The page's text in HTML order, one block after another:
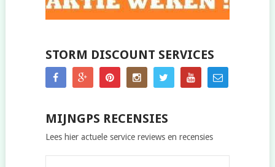
STORM DISCOUNT SERVICES
MIJNGPS RECENSIES
Lees hier actuele service reviews en recensies